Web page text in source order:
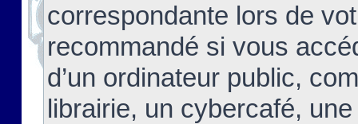
correspondante lors de
recommandé si vous
d’un ordinateur public,
librairie, un cybercafé,